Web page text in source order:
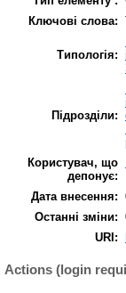
Ключові слова:
Типологія:
Підрозділи:
Користувач, що
депонує:
Дата внесення:
Останні зміни:
URI:
Actions (login